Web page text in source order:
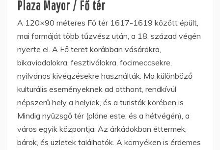
Plaza Mayor / Fő tér
A 120×90 méteres Fő tér 1617-1619 között épült,
mai formáját több tűzvész után, a 18. század végén
nyerte el. A Fő teret korábban vásárokra,
bikaviadalokra, fesztiválokra, focimeccsekre,
nyilvános kivégzésekre használták. Ma különböző
kulturális eseményeknek ad otthont, rendkívül
népszerű hely a helyiek, és a turisták körében is.
Mindig nyüzsgő tér (pláne este, és a hétvégén), a
város egyik központja. Az árkádokban éttermek,
bárok, és üzletek találhatók. A környéken is érdemes